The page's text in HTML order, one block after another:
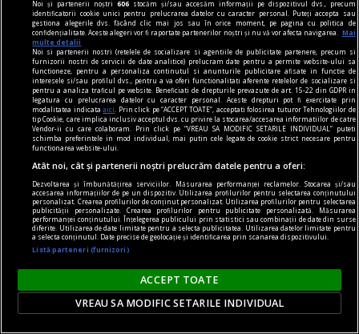
contraintuiția
De ce n-avea Navalnîi șapcă?
Dar trebuie să îi dăm societății ruse credit că
măcar a încercat. Sacrificiul lui Navalnîi e dovada.
Noi și partenerii noștri606 stocăm și/sau accesăm informații pe dispozitivul dvs., precum
identificatorii cookie unici pentru prelucrarea datelor cu caracter personal. Puteți accepta sau
gestiona alegerile dvs. făcând clic mai jos sau în orice moment, pe pagina cu politica de
confidențialitate. Aceste alegeri vor fi raportate partenerilor noștri și nu vă vor afecta navigarea.
Mai
multe detalii
Noi si partenerii nostri (retelele de socializare si agentiile de publicitate partenere, precum si
furnizorii nostri de servicii de date analitice) prelucram date pentru a permite website-ului sa
functioneze, pentru a personaliza continutul si anunturile publicitare afisate in functie de
interesele si/sau profilul dvs., pentru a va oferi functionalitati aferente retelelor de socializare si
pentru a analiza traficul pe website. Beneficiati de drepturile prevazute de art. 15-22 din GDPR in
legatura cu prelucrarea datelor cu caracter personal. Aceste drepturi pot fi exercitate prin
modalitatea indicataaici
. Prin click pe “ACCEPT TOATE”, acceptati folosirea tuturor Tehnologiilor de
tip Cookie, care implica inclusiv acceptul dvs. cu privire la stocarea/accesarea informatiilor de catre
Vendor-ii cu care colaboram. Prin click pe “VREAU SA MODIFIC SETARILE INDIVIDUAL” puteti
schimba preferintele in mod individual, mai putin cele legate de cookie strict necesare pentru
functionarea website-ului.
Atât noi, cât și partenerii noștri prelucrăm datele pentru a oferi:
Dezvoltarea și îmbunătățirea serviciilor. Măsurarea performanței reclamelor. Stocarea și/sau
accesarea informațiilor de pe un dispozitiv. Utilizarea profilurilor pentru selectarea conținutului
personalizat. Crearea profilurilor de conținut personalizat. Utilizarea profilurilor pentru selectarea
publicității personalizate. Crearea profilurilor pentru publicitate personalizată. Măsurarea
performanței conținutului. Înțelegerea publicului prin statistici sau combinații de date din surse
diferite. Utilizarea de date limitate pentru a selecta publicitatea. Utilizarea datelor limitate pentru
a selecta conținutul. Date precise de geolocație și identificarea prin scanarea dispozitivului.
Listă parteneri (furnizori)
ACCEPT TOATE
VREAU SA MODIFIC SETARILE INDIVIDUAL